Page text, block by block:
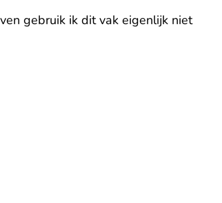
gebruik ik dit vak eigenlijk niet